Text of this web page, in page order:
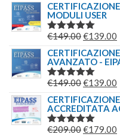
MODULI USER
VALUTATO
€149.00IL
PREZZO
ERA:
€139.00
AVANZATO -
VALUTATO
€149.00IL
PREZZO
ERA:
€139.00
ACCREDITATA
VALUTATO
€209.00IL
€179.00